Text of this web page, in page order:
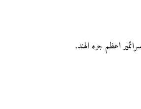
اعظم جره الهند.